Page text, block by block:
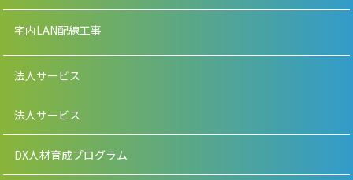
宅内LAN配線工事
法人サービス
法人サービス
DX人材育成プログラム